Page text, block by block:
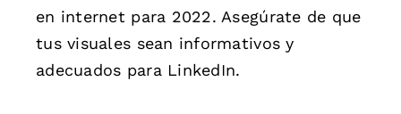
en internet para 2022. Asegúrate de que
tus visuales sean informativos y
adecuados para LinkedIn.